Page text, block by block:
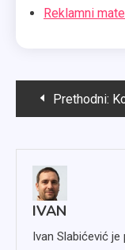
Reklamni
Kretanje
Prethodni: Kompletan vodič za
IVAN
Ivan Slabićević